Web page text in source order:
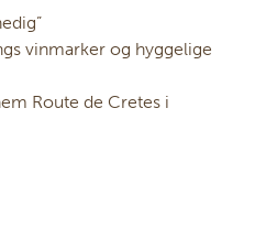
vinmarker og hyggelige
Route de Cretes i